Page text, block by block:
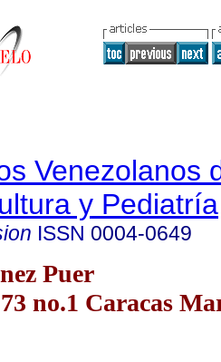
Venezolanos
y Pediatría
ISSN 0004-0649
Puer
no.1 Caracas